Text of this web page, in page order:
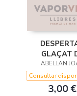
GLAÇAT
ABELLAN
Consultar
3,00 €